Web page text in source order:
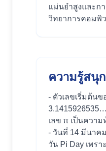
แม่นยำสูงและก
วิทยาการคอมพิว
ความรู้สนุ
- ตัวเลขเริ่มต้นข
เลข π เป็นความ
- วันที่ 14 มีนาค
วัน Pi Day เพร